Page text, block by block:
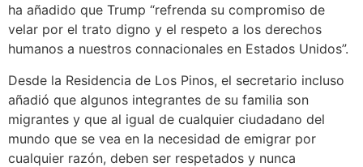
ha añadido que Trump “refrenda su compromiso de
velar por el trato digno y el respeto a los derechos
humanos a nuestros connacionales en Estados Unidos”.
Desde la Residencia de Los Pinos, el secretario incluso
añadió que algunos integrantes de su familia son
migrantes y que al igual de cualquier ciudadano del
mundo que se vea en la necesidad de emigrar por
cualquier razón, deben ser respetados y nunca